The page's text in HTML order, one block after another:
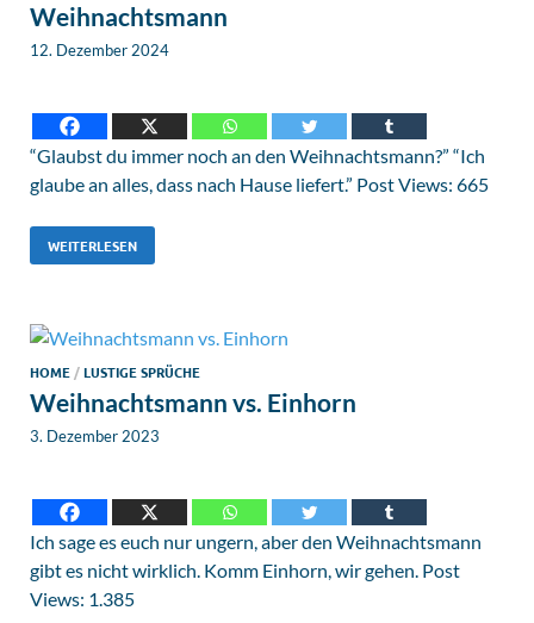
Weihnachtsmann
12. Dezember 2024
“Glaubst du immer noch an den Weihnachtsmann?” “Ich
glaube an alles, dass nach Hause liefert.” Post Views: 665
WEITERLESEN
HOME /LUSTIGE SPRÜCHE
Weihnachtsmann vs. Einhorn
3. Dezember 2023
Ich sage es euch nur ungern, aber den Weihnachtsmann
gibt es nicht wirklich. Komm Einhorn, wir gehen. Post
Views: 1.385